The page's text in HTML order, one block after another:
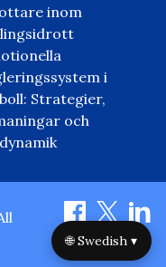
inom
i
Strategier,
och
🌐 Swedish ▾